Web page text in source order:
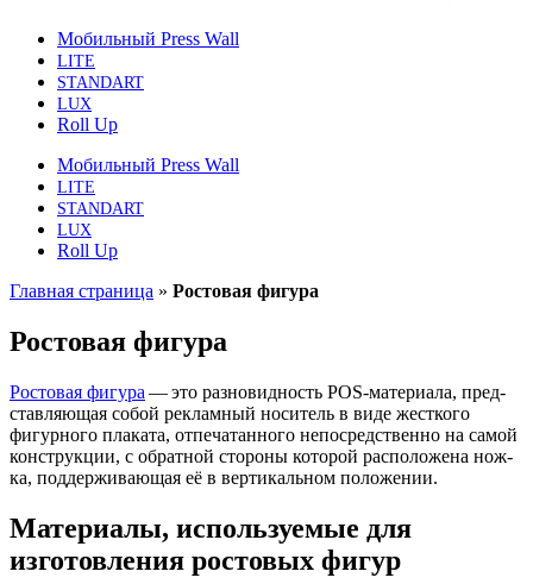
Мобильный Press Wall
LITE
STANDART
LUX
Roll Up
Мобильный Press Wall
LITE
STANDART
LUX
Roll Up
Главная страница » Ростовая фигура
Ростовая фигура
Росто­вая фигу­ра — это раз­но­вид­ность POS-мате­ри­а­ла, пред­
став­ля­ю­щая собой реклам­ный носи­тель в виде жест­ко­го
фигур­но­го пла­ка­та, отпе­ча­тан­но­го непо­сред­ствен­но на самой
кон­струк­ции, с обрат­ной сто­ро­ны кото­рой рас­по­ло­же­на нож­
ка, под­дер­жи­ва­ю­щая её в вер­ти­каль­ном положении.
Материалы, используемые для
изготовления ростовых фигур